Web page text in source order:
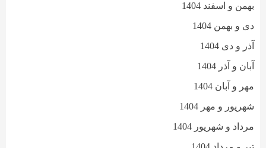
بهمن و اسفند 1404
دی و بهمن 1404
آذر و دی 1404
آبان و آذر 1404
مهر و آبان 1404
شهریور و مهر 1404
مرداد و شهریور 1404